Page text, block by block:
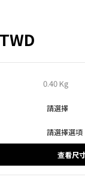
0.40 Kg
查看尺